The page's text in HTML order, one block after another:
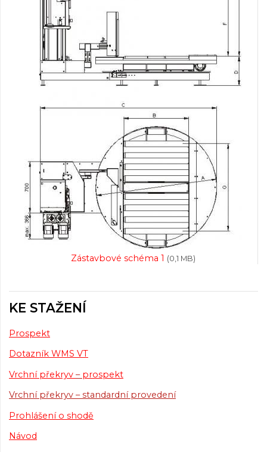
Zástavbové schéma 1 (0,1 MB)
KE STAŽENÍ
Prospekt
Dotazník WMS VT
Vrchní překryv – prospekt
Vrchní překryv – standardní provedení
Prohlášení o shodě
Návod